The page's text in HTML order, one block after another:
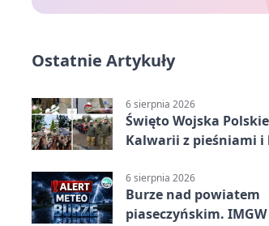
Ostatnie Artykuły
6 sierpnia 2026
Święto Wojska
Kalwarii z pieśniami i
6 sierpnia 2026
Burze nad powiatem
piaseczyńskim.